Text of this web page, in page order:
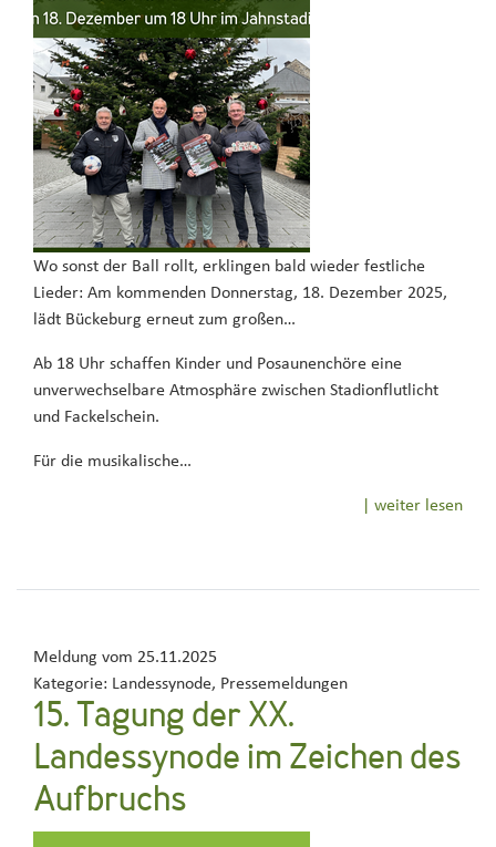
Wo sonst der Ball rollt, erklingen bald wieder festliche
Lieder: Am kommenden Donnerstag, 18. Dezember 2025,
lädt Bückeburg erneut zum großen…
Ab 18 Uhr schaffen Kinder und Posaunenchöre eine
unverwechselbare Atmosphäre zwischen Stadionflutlicht
und Fackelschein.
Für die musikalische…
| weiter lesen
Meldung vom 25.11.2025
Kategorie: Landessynode, Pressemeldungen
15. Tagung der XX.
Landessynode im Zeichen des
Aufbruchs